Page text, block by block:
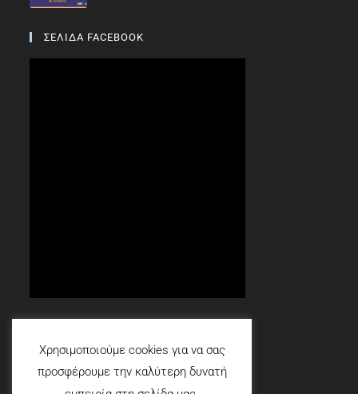
ΣΕΛΙΔΑ FACEBOOK
Χρησιμοποιούμε cookies για να σας
προσφέρουμε την καλύτερη δυνατή